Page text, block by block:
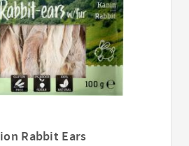
Rabbit Ears